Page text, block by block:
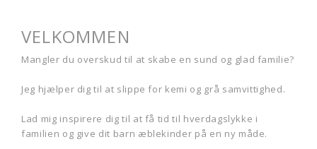
VELKOMMEN
Mangler du overskud til at skabe en sund og glad familie?
Jeg hjælper dig til at slippe for kemi og grå samvittighed.
Lad mig inspirere dig til at få tid til hverdagslykke i
familien og give dit barn æblekinder på en ny måde.